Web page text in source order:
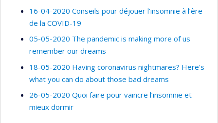
16-04-2020 Conseils pour déjouer l’insomnie à l’ère
de la COVID-19
05-05-2020 The pandemic is making more of us
remember our dreams
18-05-2020 Having coronavirus nightmares? Here's
what you can do about those bad dreams
26-05-2020 Quoi faire pour vaincre l’insomnie et
mieux dormir